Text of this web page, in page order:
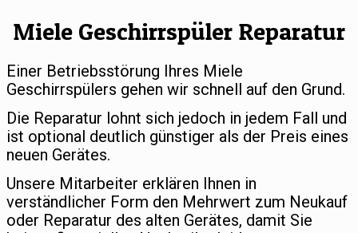
Miele Geschirrspüler Reparatur
Einer Betriebsstörung Ihres Miele
Geschirrspülers gehen wir schnell auf den Grund.
Die Reparatur lohnt sich jedoch in jedem Fall und
ist optional deutlich günstiger als der Preis eines
neuen Gerätes.
Unsere Mitarbeiter erklären Ihnen in
verständlicher Form den Mehrwert zum Neukauf
oder Reparatur des alten Gerätes, damit Sie